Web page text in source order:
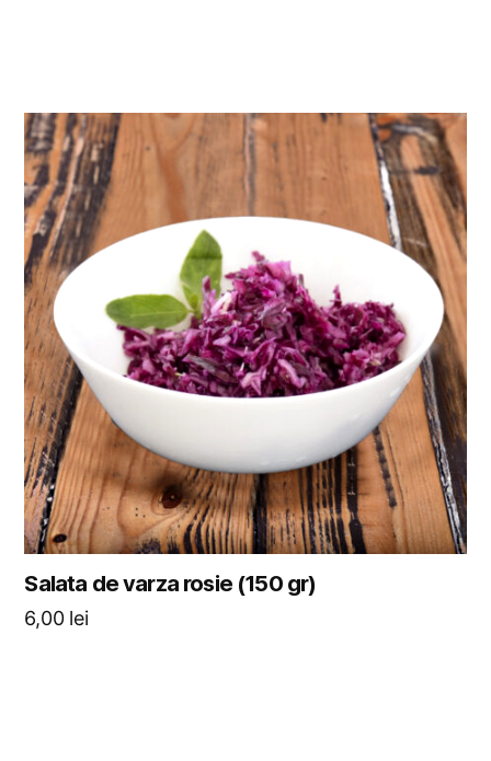
Salata de varza rosie (150 gr)
6,00 lei